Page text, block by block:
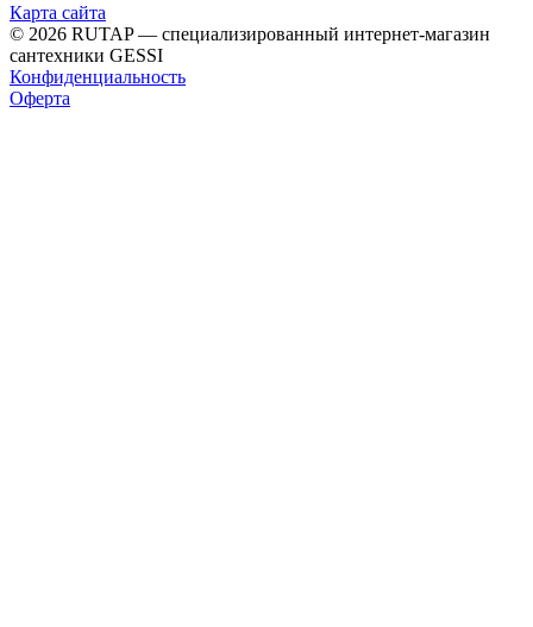
Карта сайта
© 2026 RUTAP — специализированный интернет-магазин
сантехники GESSI
Конфиденциальность
Оферта